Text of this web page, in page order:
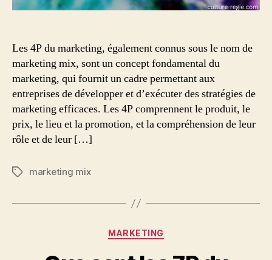
France
Les 4P du marketing, également connus sous le nom de
marketing mix, sont un concept fondamental du
marketing, qui fournit un cadre permettant aux
entreprises de développer et d’exécuter des stratégies de
marketing efficaces. Les 4P comprennent le produit, le
prix, le lieu et la promotion, et la compréhension de leur
rôle et de leur […]
Étiquettes
marketing mix
Catégories
MARKETING